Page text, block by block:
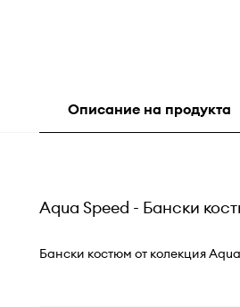
Описание на продукта
Aqua Speed - Бански
Бански костюм от колекция